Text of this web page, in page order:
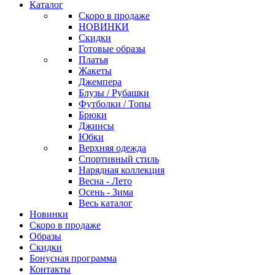
Каталог
Скоро в продаже
НОВИНКИ
Скидки
Готовые образы
Платья
Жакеты
Джемпера
Блузы / Рубашки
Футболки / Топы
Брюки
Джинсы
Юбки
Верхняя одежда
Спортивный стиль
Нарядная коллекция
Весна - Лето
Осень - Зима
Весь каталог
Новинки
Скоро в продаже
Образы
Скидки
Бонусная программа
Контакты